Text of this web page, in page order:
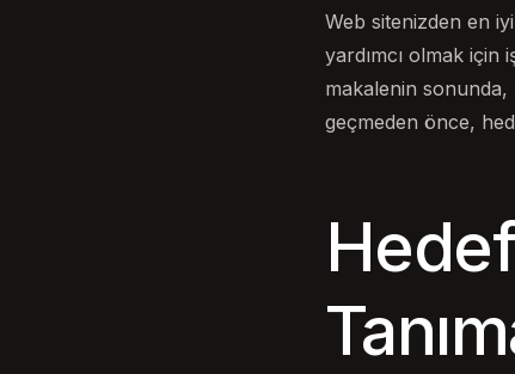
Web sitenizden en
yardımcı olmak için
makalenin sonunda,
geçmeden önce,